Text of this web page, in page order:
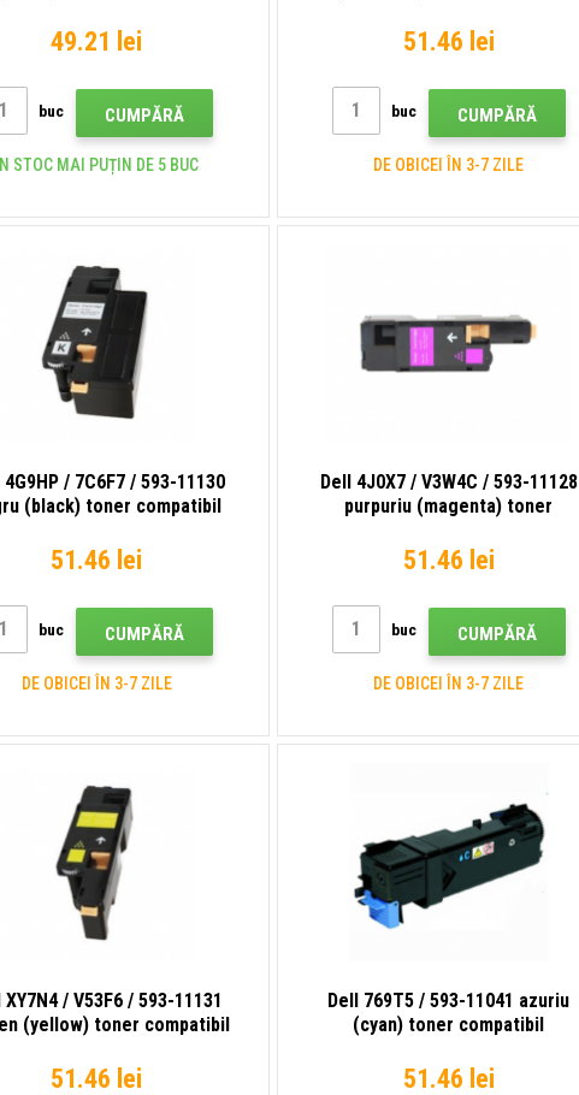
49.21 lei
buc CUMPĂRĂ
STOC MAI PUȚIN DE 5 BUC
51.46 lei
buc CUMPĂRĂ
DE OBICEI ÎN 3-7 ZILE
/ 7C6F7 / 593-11130
(black) toner compatibil
51.46 lei
buc CUMPĂRĂ
DE OBICEI ÎN 3-7 ZILE
Dell 4J0X7 / V3W4C / 593-11128
purpuriu (magenta) toner
51.46 lei
buc CUMPĂRĂ
DE OBICEI ÎN 3-7 ZILE
XY7N4 / V53F6 / 593-11131
(yellow) toner compatibil
51.46 lei
Dell 769T5 / 593-11041 azuriu
(cyan) toner compatibil
51.46 lei